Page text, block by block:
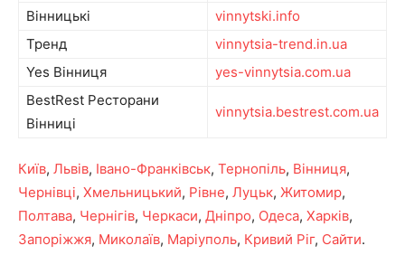
Вінницькі
vinnytski.info
Тренд
vinnytsia-trend.in.ua
Yes Вінниця
yes-vinnytsia.com.ua
BestRest Ресторани
Вінниці
vinnytsia.bestrest.com.ua
Київ, Львів, Івано-Франківськ, Тернопіль, Вінниця,
Чернівці, Хмельницький, Рівне, Луцьк, Житомир,
Полтава, Чернігів, Черкаси, Дніпро, Одеса, Харків,
Запоріжжя, Миколаїв, Маріуполь, Кривий Ріг, Сайти.